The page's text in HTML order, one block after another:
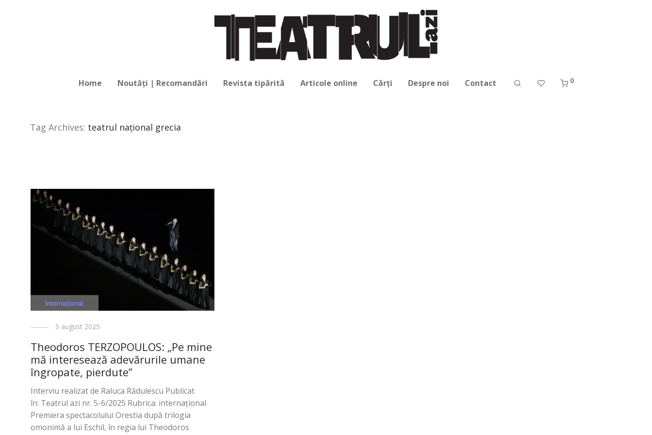
Home Noutăți | Recomandări Revista tipărită Articole online Cărți Despre noi Contact 0
Tag Archives: teatrul național grecia
5 august 2025
Theodoros TERZOPOULOS: „Pe mine
mă interesează adevărurile umane
îngropate, pierdute”
Interviu realizat de Raluca Rădulescu Publicat
în: Teatrul azi nr. 5-6/2025 Rubrica: internațional
Premiera spectacolului Orestia după trilogia
omonimă a lui Eschil, în regia lui Theodoros